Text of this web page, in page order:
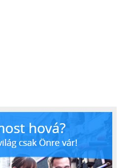
]
készüléke után egy újabb
igaz a Lumia 735 a